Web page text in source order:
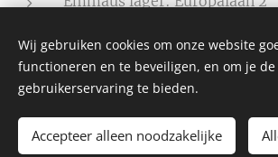
DansAmie - vriendinnen met
Mogelijk gemaakt doorWebnode
Wij gebruiken cookies om onze website
functioneren en te beveiligen, en om je
gebruikerservaring te bieden.
Accepteer alleen noodzakelijke